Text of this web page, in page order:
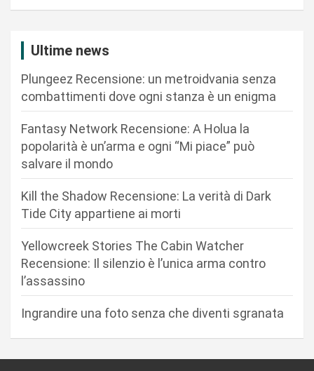
z
Ultime news
Plungeez Recensione: un metroidvania senza
combattimenti dove ogni stanza è un enigma
Fantasy Network Recensione: A Holua la
popolarità è un’arma e ogni “Mi piace” può
salvare il mondo
Kill the Shadow Recensione: La verità di Dark
Tide City appartiene ai morti
Yellowcreek Stories The Cabin Watcher
Recensione: Il silenzio è l’unica arma contro
l’assassino
Ingrandire una foto senza che diventi sgranata